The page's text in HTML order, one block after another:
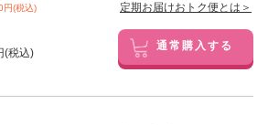
円(税込) 定期お届けおトク便とは＞
(税込) 通常購入する